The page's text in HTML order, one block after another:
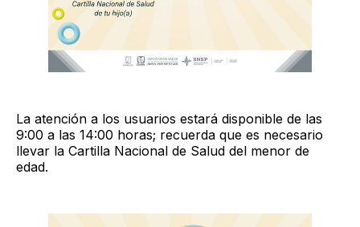
La atención a los usuarios estará disponible de las
9:00 a las 14:00 horas; recuerda que es necesario
llevar la Cartilla Nacional de Salud del menor de
edad.